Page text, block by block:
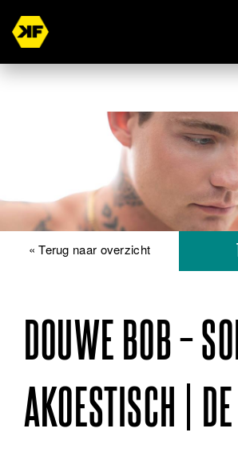
« Terug naar overzicht
DOUWE BOB –
AKOESTISCH | DE